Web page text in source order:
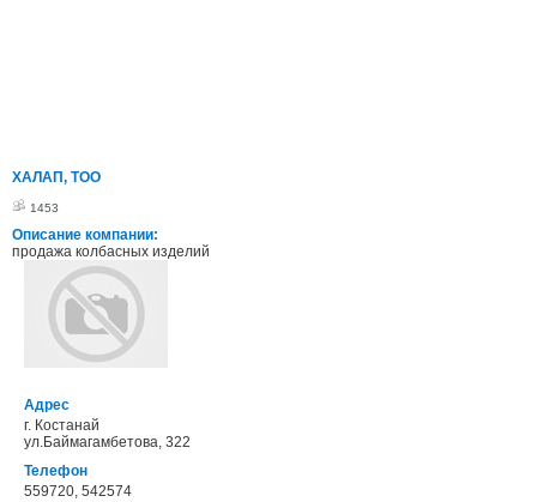
ХАЛАП, ТОО
1453
Описание компании:
продажа колбасных изделий
Адрес
г. Костанай
ул.Баймагамбетова, 322
Телефон
559720, 542574